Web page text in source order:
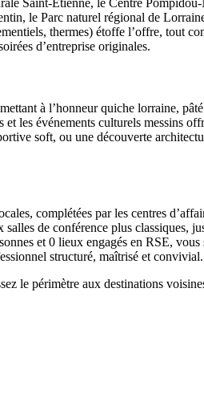
le Parc naturel régional de
thermes) étoffe l’offre, tout
d’entreprise originales.
à l’honneur quiche lorraine,
les événements culturels messins
soft, ou une découverte
complétées par les centres
de conférence plus classiques,
et 0 lieux engagés en RSE,
structuré, maîtrisé et convivial.
le périmètre aux destinations